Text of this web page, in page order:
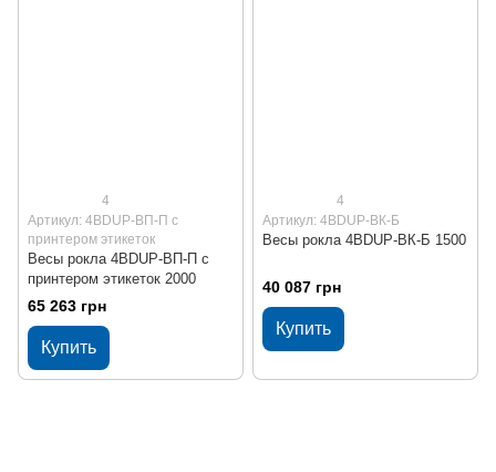
4
Артикул: 4BDUР-ВП-П с
принтером этикеток
Весы рокла 4BDUР-ВП-П с
принтером этикеток 2000
65 263 грн
Купить
4
Артикул: 4BDUР-ВК-Б
Весы рокла 4BDUР-ВК-Б 1500
40 087 грн
Купить